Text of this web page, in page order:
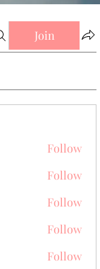
Join
Follow
Follow
Follow
Follow
Follow